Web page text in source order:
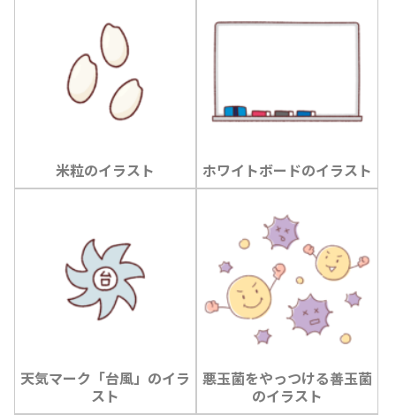
米粒のイラスト ホワイトボードのイラスト
天気マーク「台風」のイラ
スト
悪玉菌をやっつける善玉菌
のイラスト